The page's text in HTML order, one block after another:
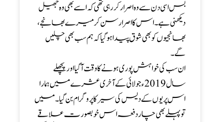
بس اسی دن سے وہ اصرار کر رہی تھی کہ اسے بھی وہ جھیل
دیکھنی ہے ۔ اس کا اصرار سن کر میرے بھانجے ،
بھانجیوں کو بھی شوق پیدا ہو گیا کہ ہم سب بھی چلیں
گے۔
ان سب کی خواہش پوری ہونے کا وقت آگیا اور پچھلے
سال 2019ء جولائی کے آخری عشرے میں ہمارا
اس پریوں کے دیس کی سیر کا پروگرام بن گیا ۔ میں
تو پہلے بھی چاردفعہ اس خوبصورت علاقے